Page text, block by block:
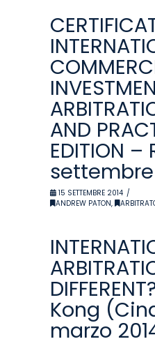
AND
EDITION –
settembre
15 SETTEMBRE 2014
ANDREW PATON,
Kong
marzo